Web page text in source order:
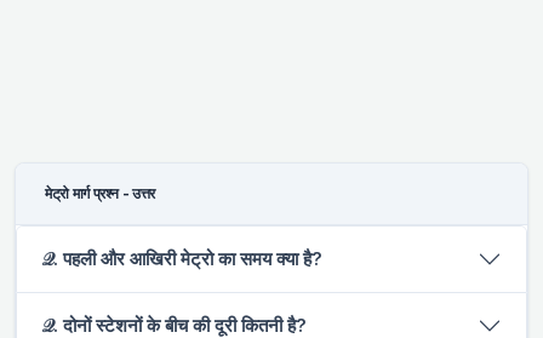
मेट्रो मार्ग प्रश्न - उत्तर
𝒬. पहली और आखिरी मेट्रो का समय क्या है?
𝒬. दोनों स्टेशनों के बीच की दूरी कितनी है?